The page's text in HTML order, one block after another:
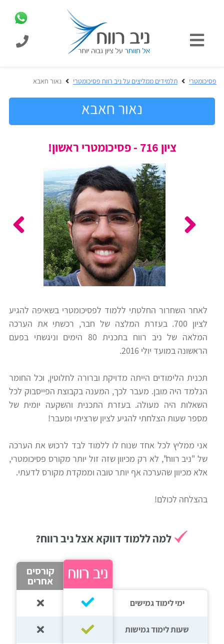
כניסת
תלמידים
לפסיכומטרי
מידע
כללי
קורסי
פסיכומטרי
תלמידים
המוצרים
מבית
רווח
הכנה
לצה"ל
וחטיבות
ביניים
למבחני
מיון
לעבודה
ניב
רווח
חיפוש
לימודים
פסיכומטרי תלמידים ממליצים על ניב רווח פסיכומטרי נאור חאבא
נאור חאבא
ציון 716 - פסיכומטרי ראשון!
לאחר השחרור החלטתי ללמוד לפסיכומטרי בשאיפה להגיע
לציון 700. בעזרת המלצה של חבר, רכשתי את הערכה
המלאה של ניב רווח בתכנית 80 הימים וניגשתי בפעם
הראשונה במועד יולי 2016.
תכנית הלימודים הייתה מדויקת וברורה לחלוטין, וכל החומר
הנלמד היה מובן. מעבר לכך, המענה בקבוצת הפייסבוק לכל
השאלות היה מעולה. בעזרת התכנית והשקעה יומית של
מספר שעות הצלחתי להגיע לציון שרציתי ומעבר!
אני ממליץ לכל אחד שנוח לו ללמוד לבד לרכוש את הערכה
של "ניב רווח", לא רק מכיוון שזה זול יותר מקורס פסיכומטרי,
אלא מכיוון שהערכה אף יותר טובה וממקדת מקורס לדעתי.
בהצלחה לכולם!
למה ללמוד דווקא אצל ניב רווח?
ימי לימוד גמישים
שעות לימוד גמישות
קורסים
אחרים